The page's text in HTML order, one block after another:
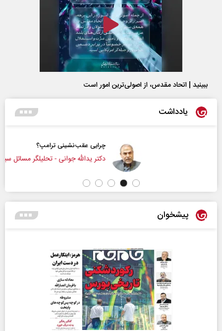
ببینید | اتحاد مقدس، از اصولی‌ترین امور است
یادداشت
چرایی عقب‌نشینی ترامپ؟
دکتر یدالله جوانی - تحلیلگر مسائل سیاسی
پیشخوان